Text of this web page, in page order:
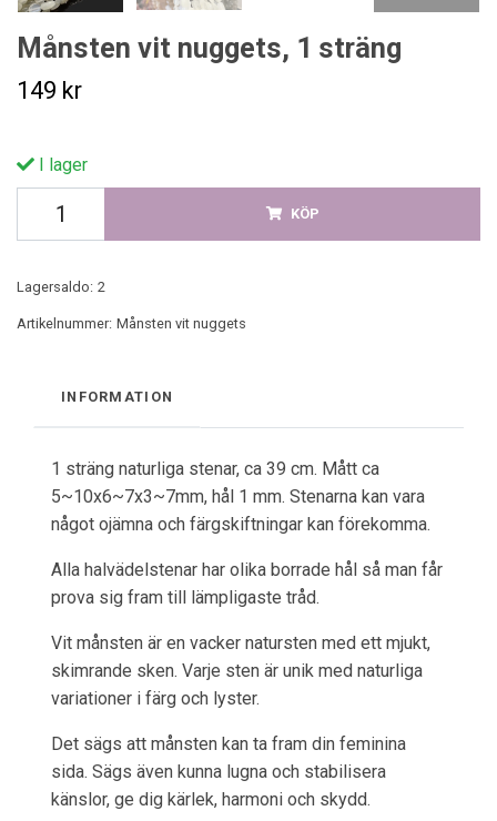
Månsten vit nuggets, 1 sträng
149 kr
I lager
KÖP
Lagersaldo: 2
Artikelnummer: Månsten vit nuggets
INFORMATION
1 sträng naturliga stenar, ca 39 cm. Mått ca
5~10x6~7x3~7mm, hål 1 mm. Stenarna kan vara
något ojämna och färgskiftningar kan förekomma.
Alla halvädelstenar har olika borrade hål så man får
prova sig fram till lämpligaste tråd.
Vit månsten är en vacker natursten med ett mjukt,
skimrande sken. Varje sten är unik med naturliga
variationer i färg och lyster.
Det sägs att månsten kan ta fram din feminina
sida. Sägs även kunna lugna och stabilisera
känslor, ge dig kärlek, harmoni och skydd.